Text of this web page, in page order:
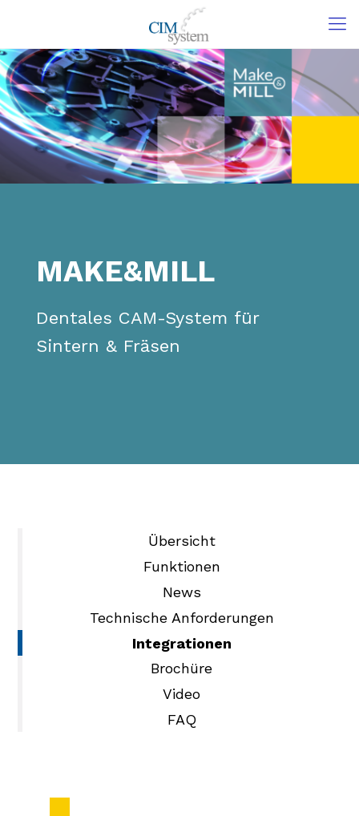
MAKE&MILL
Dentales CAM-System für
Sintern & Fräsen
Übersicht
Funktionen
News
Technische Anforderungen
Integrationen
Brochüre
Video
FAQ